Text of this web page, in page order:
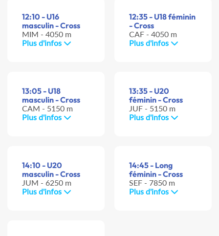
12:10 - U16
masculin - Cross
MIM - 4050 m
Plus d'infos
12:35 - U18 féminin
- Cross
CAF - 4050 m
Plus d'infos
13:05 - U18
masculin - Cross
CAM - 5150 m
Plus d'infos
13:35 - U20
féminin - Cross
JUF - 5150 m
Plus d'infos
14:10 - U20
masculin - Cross
JUM - 6250 m
Plus d'infos
14:45 - Long
féminin - Cross
SEF - 7850 m
Plus d'infos